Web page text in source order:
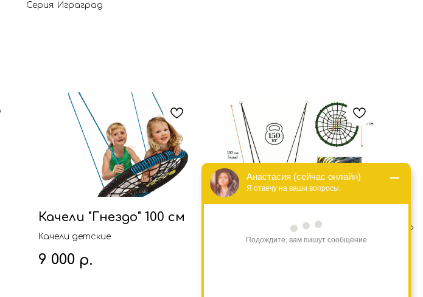
Серия: Играград
Качели "Гнездо" 100 см
Качели детские
9 000 р.
Качели "Гнездо" 80 см
Качели детские
Анастасия (сейчас онлайн)
Я отвечу на ваши вопросы.
Подождите, вам пишут сообщение